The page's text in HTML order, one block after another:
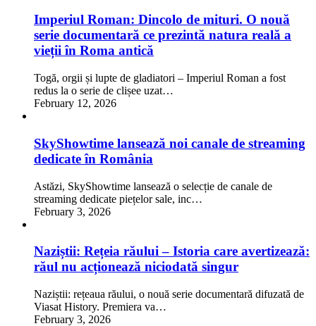
Imperiul Roman: Dincolo de mituri. O nouă
serie documentară ce prezintă natura reală a
vieții în Roma antică
Togă, orgii și lupte de gladiatori – Imperiul Roman a fost
redus la o serie de clișee uzat…
February 12, 2026
SkyShowtime lansează noi canale de streaming
dedicate în România
Astăzi, SkyShowtime lansează o selecție de canale de
streaming dedicate piețelor sale, inc…
February 3, 2026
Naziștii: Rețeia răului – Istoria care avertizează:
răul nu acționează niciodată singur
Naziștii: rețeaua răului, o nouă serie documentară difuzată de
Viasat History. Premiera va…
February 3, 2026